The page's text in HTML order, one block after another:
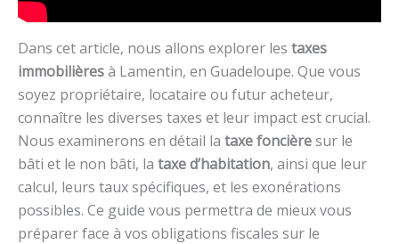
Dans cet article, nous allons explorer les taxes
immobilièresà Lamentin, en Guadeloupe. Que vous
soyez propriétaire, locataire ou futur acheteur,
connaître les diverses taxes et leur impact est crucial.
Nous examinerons en détail la taxe foncièresur le
bâti et le non bâti, la taxe d’habitation, ainsi que leur
calcul, leurs taux spécifiques, et les exonérations
possibles. Ce guide vous permettra de mieux vous
préparer face à vos obligations fiscales sur le